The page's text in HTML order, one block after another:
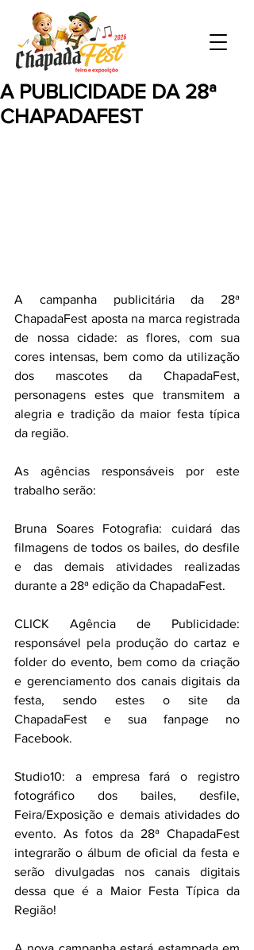
A PUBLICIDADE DA 28ª
CHAPADAFEST
A campanha publicitária da 28ª
ChapadaFest aposta na marca registrada
de nossa cidade: as flores, com sua
cores intensas, bem como da utilização
dos mascotes da ChapadaFest,
personagens estes que transmitem a
alegria e tradição da maior festa típica
da região.
As agências responsáveis por este
trabalho serão:
Bruna Soares Fotografia: cuidará das
filmagens de todos os bailes, do desfile
e das demais atividades realizadas
durante a 28ª edição da ChapadaFest.
CLICK Agência de Publicidade:
responsável pela produção do cartaz e
folder do evento, bem como da criação
e gerenciamento dos canais digitais da
festa, sendo estes o site da
ChapadaFest e sua fanpage no
Facebook.
Studio10: a empresa fará o registro
fotográfico dos bailes, desfile,
Feira/Exposição e demais atividades do
evento. As fotos da 28ª ChapadaFest
integrarão o álbum de oficial da festa e
serão divulgadas nos canais digitais
dessa que é a Maior Festa Típica da
Região!